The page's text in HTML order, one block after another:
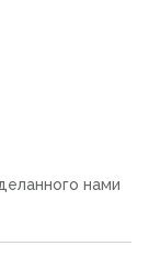
нами